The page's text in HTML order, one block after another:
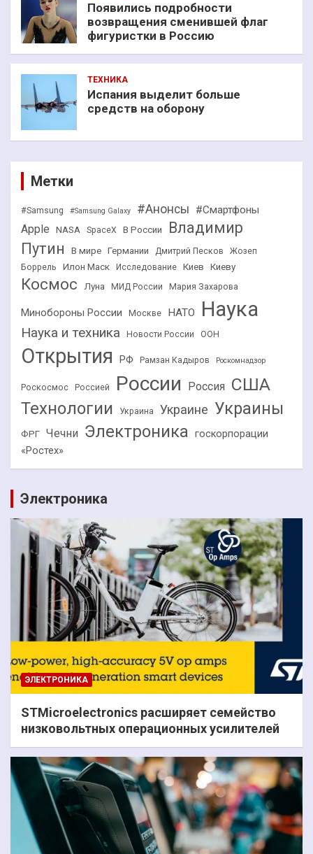
Появились подробности
возвращения сменившей флаг
фигуристки в Россию
ТЕХНИКА
Испания выделит больше
средств на оборону
Метки
#Samsung #Samsung Galaxy #Анонсы #Смартфоны
Apple NASA SpaceX В России
Владимир
Путин
В мире Германии Дмитрий Песков
Жозеп
Боррель
Илон Маск Исследование Киев Киеву
Космос Луна МИД России Мария Захарова
Минобороны России Москве НАТО Наука
Наука и техника Новости России ООН
Открытия РФ Рамзан Кадыров Роскомнадзор
Роскосмос Россией России Россия США
Технологии Украина Украине Украины
ФРГ Чечни Электроника госкорпорации
«Ростех»
Электроника
ЭЛЕКТРОНИКА
STMicroelectronics расширяет семейство
низковольтных операционных усилителей